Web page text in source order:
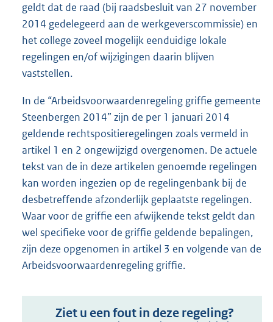
geldt dat de raad (bij raadsbesluit van 27 november
2014 gedelegeerd aan de werkgeverscommissie) en
het college zoveel mogelijk eenduidige lokale
regelingen en/of wijzigingen daarin blijven
vaststellen.
In de “Arbeidsvoorwaardenregeling griffie gemeente
Steenbergen 2014” zijn de per 1 januari 2014
geldende rechtspositieregelingen zoals vermeld in
artikel 1 en 2 ongewijzigd overgenomen. De actuele
tekst van de in deze artikelen genoemde regelingen
kan worden ingezien op de regelingenbank bij de
desbetreffende afzonderlijk geplaatste regelingen.
Waar voor de griffie een afwijkende tekst geldt dan
wel specifieke voor de griffie geldende bepalingen,
zijn deze opgenomen in artikel 3 en volgende van de
Arbeidsvoorwaardenregeling griffie.
Ziet u een fout in deze regeling?